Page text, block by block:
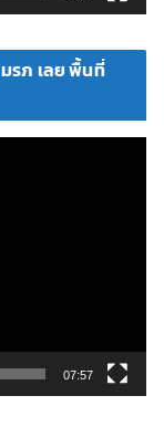
รภ เลย พื้นที่
07:57